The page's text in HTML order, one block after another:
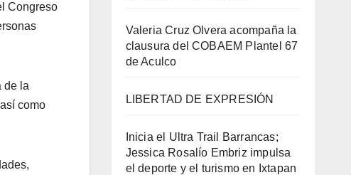
Congreso
de la
como
Valeria Cruz Olvera acompaña la
clausura del COBAEM Plantel 67
de Aculco
LIBERTAD DE EXPRESIÓN
Inicia el Ultra Trail Barrancas;
Jessica Rosalío Embriz impulsa
el deporte y el turismo en Ixtapan